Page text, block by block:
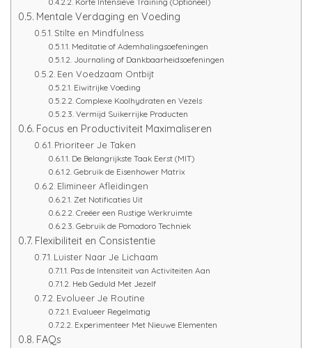
Mentale Verdaging en Voeding
Stilte en Mindfulness
Meditatie of Ademhalingsoefeningen
Journaling of Dankbaarheidsoefeningen
Een Voedzaam Ontbijt
Eiwitrijke Voeding
Complexe Koolhydraten en Vezels
Vermijd Suikerrijke Producten
Focus en Productiviteit Maximaliseren
Prioriteer Je Taken
De Belangrijkste Taak Eerst (MIT)
Gebruik de Eisenhower Matrix
Elimineer Afleidingen
Zet Notificaties Uit
Creëer een Rustige Werkruimte
Gebruik de Pomodoro Techniek
Flexibiliteit en Consistentie
Luister Naar Je Lichaam
Pas de Intensiteit van Activiteiten Aan
Heb Geduld Met Jezelf
Evolueer Je Routine
Evalueer Regelmatig
Experimenteer Met Nieuwe Elementen
FAQs